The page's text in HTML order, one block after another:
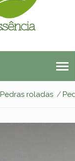
Pedras roladas